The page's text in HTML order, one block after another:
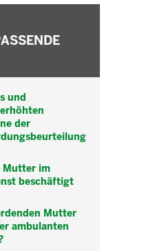
und
der
Mutter im
beschäftigt
Mutter
ambulanten